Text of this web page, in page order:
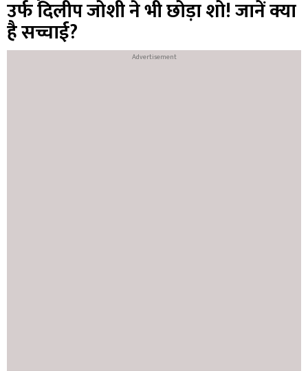
उर्फ दिलीप जोशी ने भी छोड़ा शो! जानें क्या
है सच्चाई?